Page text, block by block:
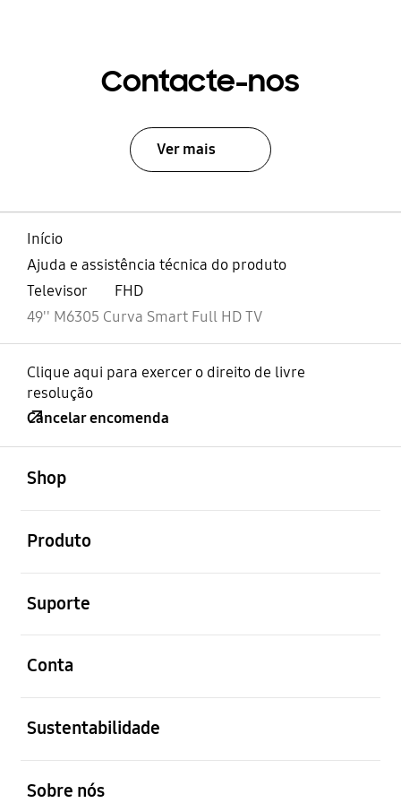
Contacte-nos
Ver mais
Início
Ajuda e assistência técnica do produto
Televisor
FHD
49'' M6305 Curva Smart Full HD TV
Clique aqui para exercer o direito de livre
resolução
Cancelar encomenda
Shop
Produto
Suporte
Conta
Sustentabilidade
Sobre nós